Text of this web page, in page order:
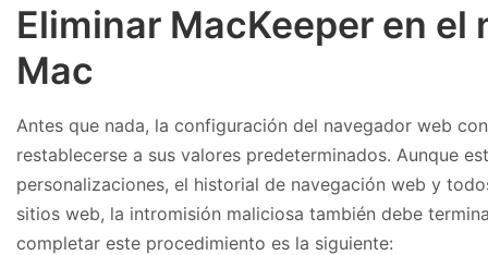
Eliminar MacKeeper en el
Mac
Antes que nada, la configuración del navegador web
restablecerse a sus valores predeterminados. Aunque
personalizaciones, el historial de navegación web y
sitios web, la intromisión maliciosa también debe
completar este procedimiento es la siguiente: